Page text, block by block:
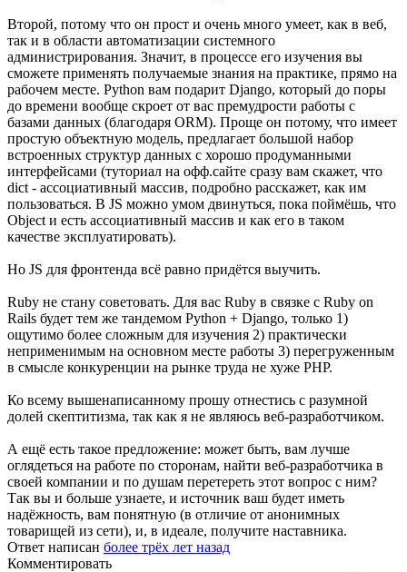
Второй, потому что он прост и очень много умеет, как в веб,
так и в области автоматизации системного
администрирования. Значит, в процессе его изучения вы
сможете применять получаемые знания на практике, прямо на
рабочем месте. Python вам подарит Django, который до поры
до времени вообще скроет от вас премудрости работы с
базами данных (благодаря ORM). Проще он потому, что имеет
простую объектную модель, предлагает большой набор
встроенных структур данных с хорошо продуманными
интерфейсами (туториал на офф.сайте сразу вам скажет, что
dict - ассоциативный массив, подробно расскажет, как им
пользоваться. В JS можно умом двинуться, пока поймёшь, что
Object и есть ассоциативный массив и как его в таком
качестве эксплуатировать).
Но JS для фронтенда всё равно придётся выучить.
Ruby не стану советовать. Для вас Ruby в связке с Ruby on
Rails будет тем же тандемом Python + Django, только 1)
ощутимо более сложным для изучения 2) практически
неприменимым на основном месте работы 3) перегруженным
в смысле конкуренции на рынке труда не хуже PHP.
Ко всему вышенаписанному прошу отнестись с разумной
долей скептитизма, так как я не являюсь веб-разработчиком.
А ещё есть такое предложение: может быть, вам лучше
оглядеться на работе по сторонам, найти веб-разработчика в
своей компании и по душам перетереть этот вопрос с ним?
Так вы и больше узнаете, и источник ваш будет иметь
надёжность, вам понятную (в отличие от анонимных
товарищей из сети), и, в идеале, получите наставника.
Ответ написан более трёх лет назад
Комментировать